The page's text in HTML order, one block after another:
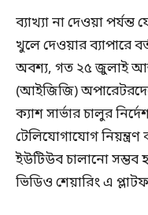
ব্যাখ্যা না দেওয়া
খুলে দেওয়ার ব্যাপারে
অবশ্য, গত ২৫ জুলাই
(আইজিজি)
ক্যাশ সার্ভার চালুর
টেলিযোগাযোগ
ইউটিউব চালানো সম্ভব
ভিডিও শেয়ারিং এ